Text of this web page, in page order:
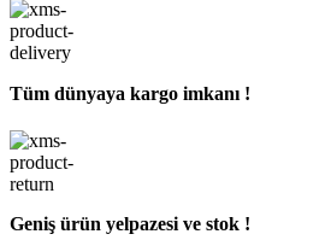
Tüm dünyaya kargo imkanı !
Geniş ürün yelpazesi ve stok !